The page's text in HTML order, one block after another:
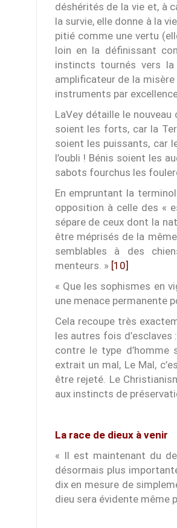
déshérités de la vie et, à
la survie, elle donne à la
pitié comme une vertu
loin en la définissant
instincts tournés vers
amplificateur de la
instruments par
LaVey détaille le
soient les forts, car la
soient les puissants, car
l’oubli ! Bénis soient les
sabots fourchus les
En empruntant la
opposition à celle des «
sépare de ceux dont la
être méprisés de la
semblables à des
menteurs. » [10]
« Que les sophismes en
une menace permanente
Cela recoupe très
les autres fois
contre le type d’homme
extrait un mal, Le Mal,
être rejeté. Le
aux instincts de
La race de dieux à venir
« Il est maintenant du
désormais plus
dix en mesure de
dieu sera évidente même